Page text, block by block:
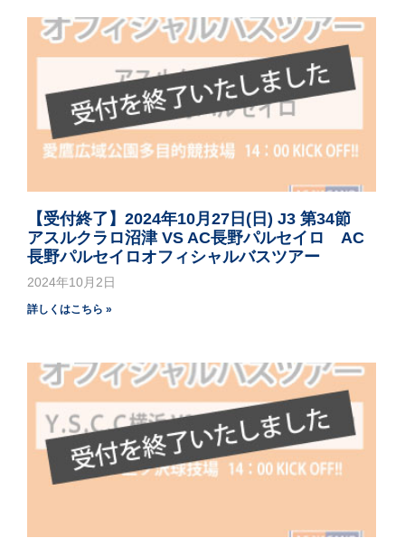
【受付終了】2024年10月27日(日) J3 第34節
アスルクラロ沼津 VS AC長野パルセイロ AC
長野パルセイロオフィシャルバスツアー
2024年10月2日
詳しくはこちら »